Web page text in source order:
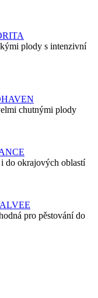
plody s intenzivní
chutnými plody
do okrajových oblastí
pro pěstování do